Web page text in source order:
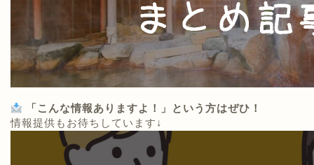
「こんな情報ありますよ！」という方はぜひ！
情報提供もお待ちしています↓